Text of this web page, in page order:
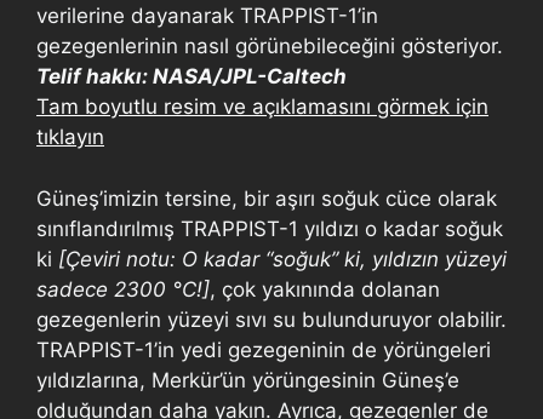
verilerine dayanarak TRAPPIST-1’in
gezegenlerinin nasıl görünebileceğini gösteriyor.
Telif hakkı: NASA/JPL-Caltech
Tam boyutlu resim ve açıklamasını görmek için
tıklayın
Güneş’imizin tersine, bir aşırı soğuk cüce olarak
sınıflandırılmış TRAPPIST-1 yıldızı o kadar soğuk
ki [Çeviri notu: O kadar “soğuk” ki, yıldızın yüzeyi
sadece 2300 °C!], çok yakınında dolanan
gezegenlerin yüzeyi sıvı su bulunduruyor olabilir.
TRAPPIST-1’in yedi gezegeninin de yörüngeleri
yıldızlarına, Merkür’ün yörüngesinin Güneş’e
olduğundan daha yakın. Ayrıca, gezegenler de